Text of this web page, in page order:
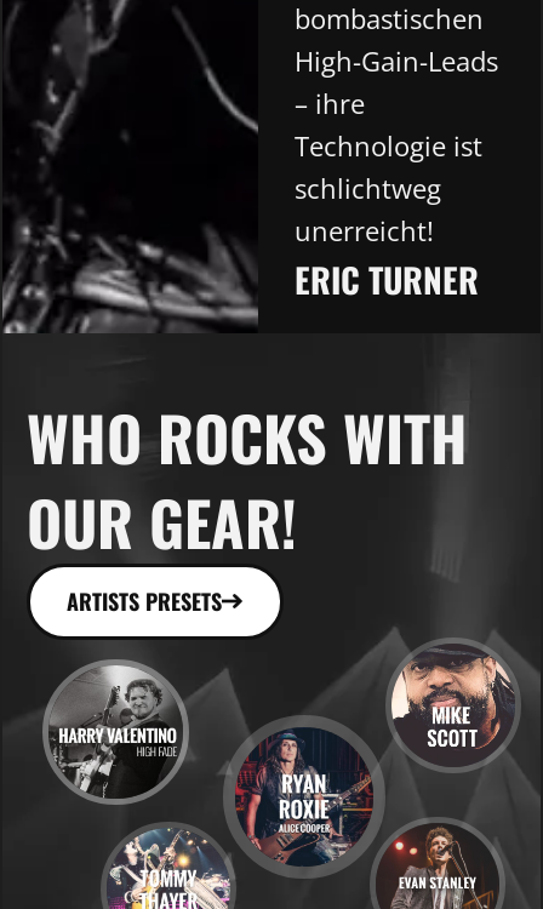
bombastischen
High-Gain-Leads
– ihre
Technologie ist
schlichtweg
unerreicht!
ERIC TURNER
WHO ROCKS WITH
OUR GEAR!
ARTISTS PRESETS